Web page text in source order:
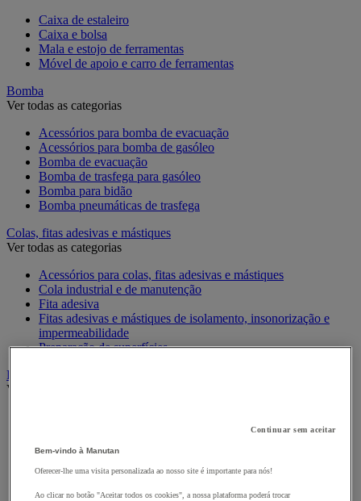
Caixa de estaleiro
Caixa e bolsa
Mala e estojo de ferramentas
Móvel de apoio e carro de ferramentas
Bomba
Ver todas as categorias
Acessórios para bomba de evacuação
Acessórios para bomba de gasóleo
Bomba de evacuação
Bomba de trasfega para gasóleo
Bomba para bidão
Bomba pneumáticas de trasfega
Colas, fitas adesivas e mástiques
Ver todas as categorias
Acessórios para colas, fitas adesivas e mástiques
Cola industrial e de manutenção
Fita adesiva
Fitas adesivas e mástiques de isolamento, insonorização e
impermeabilidade
Preparação de superfícies
Eletricidade
Ver todas as categorias
Cabo Elétrico
Extensão, tira e enrolador
Tomada e interruptor
Continuar sem aceitar
Bem-vindo à Manutan
Oferecer-lhe uma visita personalizada ao nosso site é importante para nós!
Ao clicar no botão "Aceitar todos os cookies", a nossa plataforma poderá trocar